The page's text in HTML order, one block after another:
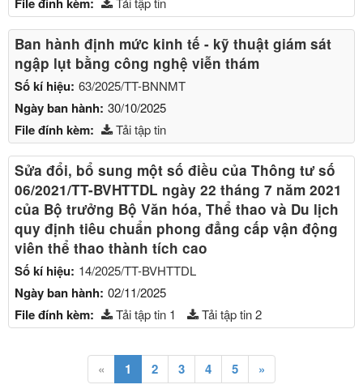
Ban hành định mức kinh tế - kỹ thuật giám sát
ngập lụt bằng công nghệ viễn thám
Số kí hiệu: 63/2025/TT-BNNMT
Ngày ban hành: 30/10/2025
File đính kèm: Tải tập tin
Sửa đổi, bổ sung một số điều của Thông tư số
06/2021/TT-BVHTTDL ngày 22 tháng 7 năm 2021
của Bộ trưởng Bộ Văn hóa, Thể thao và Du lịch
quy định tiêu chuẩn phong đẳng cấp vận động
viên thể thao thành tích cao
Số kí hiệu: 14/2025/TT-BVHTTDL
Ngày ban hành: 02/11/2025
File đính kèm: Tải tập tin 1 Tải tập tin 2
« 1 2 3 4 5 »